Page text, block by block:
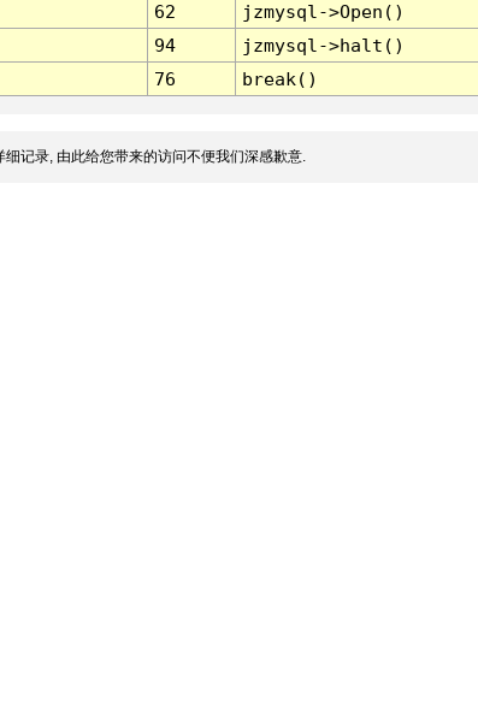
62
jzmysql->Open()
94
jzmysql->halt()
76 break()
记录, 由此给您带来的访问不便我们深感歉意.